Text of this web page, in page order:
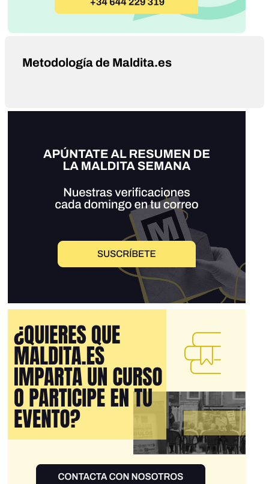
Metodología de Maldita.es